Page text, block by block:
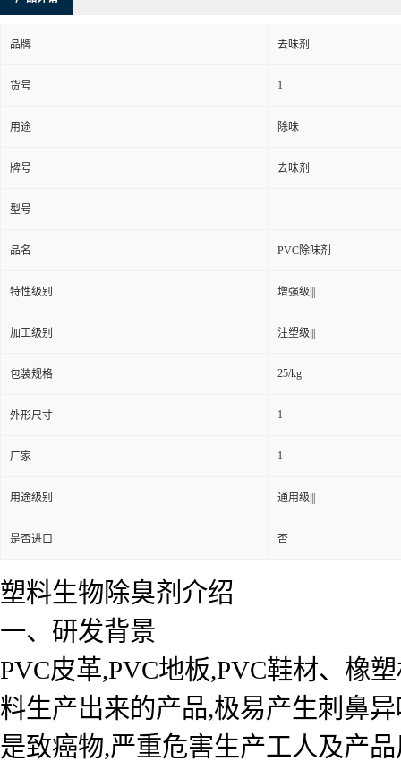
品牌 去味剂
货号 1
用途 除味
牌号 去味剂
型号
品名 PVC除味剂
特性级别 增强级|||
加工级别 注塑级|||
包装规格 25/kg
外形尺寸 1
厂家 1
用途级别 通用级|||
是否进口 否
塑料生物除臭剂介绍
一、研发背景
PVC皮革,PVC地板,PVC鞋材、橡
料生产出来的产品,极易产生刺鼻
是致癌物,严重危害生产工人及产